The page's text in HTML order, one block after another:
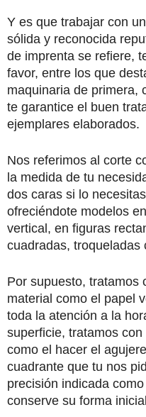
Y es que trabajar con
sólida y reconocida
de imprenta se refiere,
favor, entre los que
maquinaria de primera,
te garantice el buen
ejemplares elaborados.
Nos referimos al corte
la medida de tu
dos caras si lo
ofreciéndote modelos
vertical, en figuras
cuadradas, troqueladas
Por supuesto, tratamos
material como el papel
toda la atención a la
superficie, tratamos
como el hacer el
cuadrante que tu nos
precisión indicada
conserve su forma